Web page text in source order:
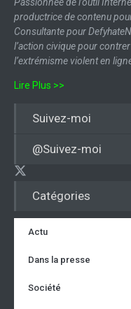
Catégories
Actu
Dans la presse
Société
productrice de contenu
Consultante pour
l’action civique pour
l’extrémisme violent en
Lire Plus >>
Suivez-moi
@Suivez-moi